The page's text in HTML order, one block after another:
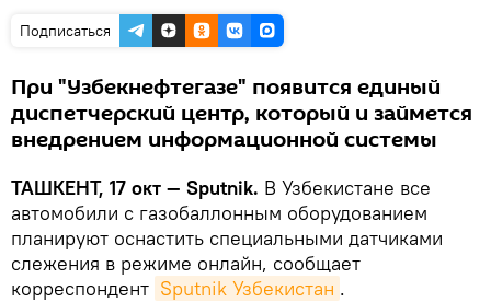
Подписаться
При "Узбекнефтегазе" появится единый
диспетчерский центр, который и займется
внедрением информационной системы
ТАШКЕНТ, 17 окт — Sputnik. В Узбекистане все
автомобили с газобаллонным оборудованием
планируют оснастить специальными датчиками
слежения в режиме онлайн, сообщает
корреспондент Sputnik Узбекистан .